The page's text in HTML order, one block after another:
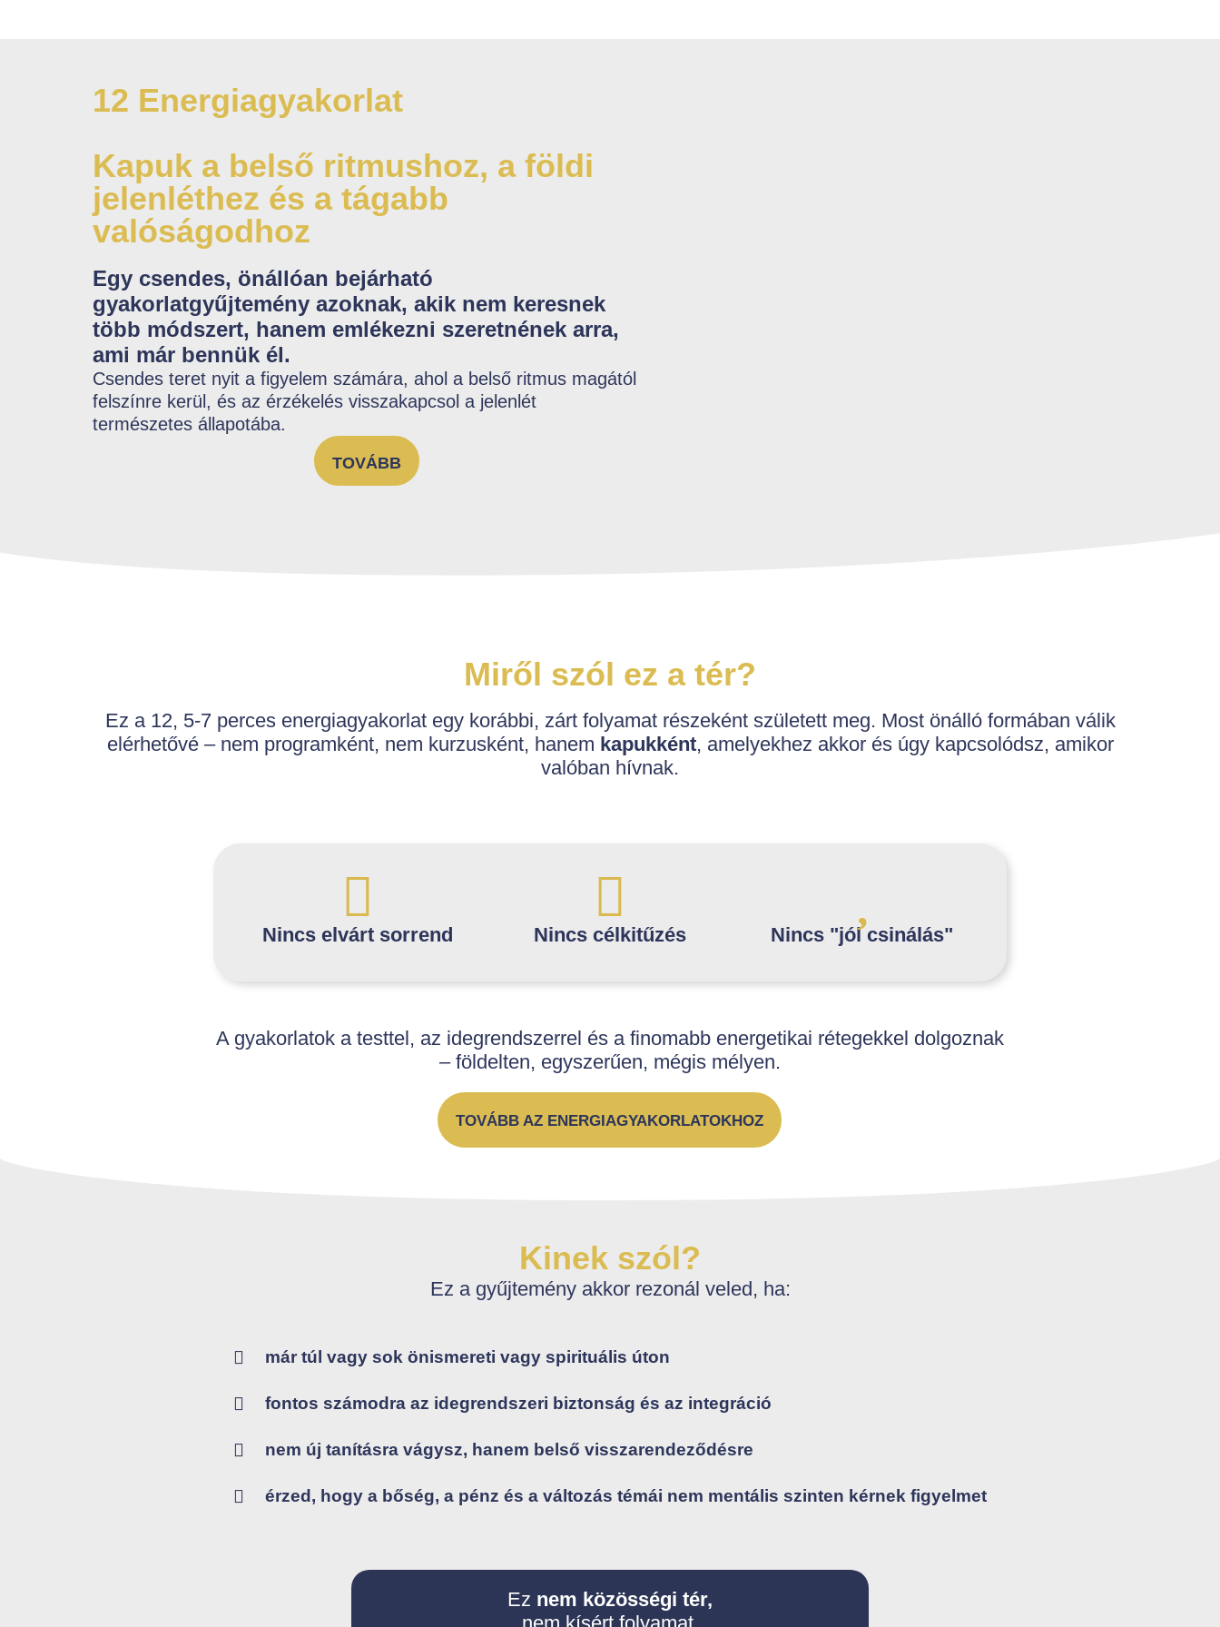
12 Energiagyakorlat
Kapuk a belső ritmushoz, a földi
jelenléthez és a tágabb
valóságodhoz
Egy csendes, önállóan bejárható
gyakorlatgyűjtemény azoknak, akik nem keresnek
több módszert, hanem emlékezni szeretnének arra,
ami már bennük él.
Csendes teret nyit a figyelem számára, ahol a belső ritmus magától
felszínre kerül, és az érzékelés visszakapcsol a jelenlét
természetes állapotába.
TOVÁBB
Miről szól ez a tér?
Ez a 12, 5-7 perces energiagyakorlat egy korábbi, zárt folyamat részeként született meg. Most önálló formában válik
elérhetővé – nem programként, nem kurzusként, hanem kapukként, amelyekhez akkor és úgy kapcsolódsz, amikor
valóban hívnak.
Nincs elvárt sorrend Nincs célkitűzés Nincs "jól csinálás"
A gyakorlatok a testtel, az idegrendszerrel és a finomabb energetikai rétegekkel dolgoznak
– földelten, egyszerűen, mégis mélyen.
TOVÁBB AZ ENERGIAGYAKORLATOKHOZ
Kinek szól?
Ez a gyűjtemény akkor rezonál veled, ha:
már túl vagy sok önismereti vagy spirituális úton
fontos számodra az idegrendszeri biztonság és az integráció
nem új tanításra vágysz, hanem belső visszarendeződésre
érzed, hogy a bőség, a pénz és a változás témái nem mentális szinten kérnek figyelmet
Ez nem közösségi tér,